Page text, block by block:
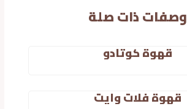
وصفات ذات صلة
قهوة كوتادو
قهوة فلات وايت